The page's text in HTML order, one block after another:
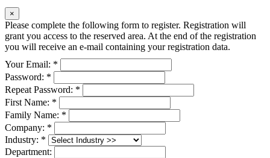
×
Please complete the following form to register. Registration will
grant you access to the reserved area. At the end of the registration
you will receive an e-mail containing your registration data.
Your Email: *
Password: *
Repeat Password: *
First Name: *
Family Name: *
Company: *
Industry: *
Department: